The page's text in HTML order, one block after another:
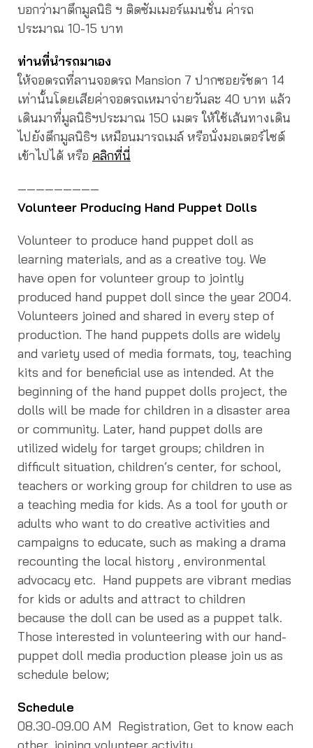
บอกว่ามาตึกมูลนิธิ ฯ ติดซัมเมอร์แมนชั่น ค่ารถ
ประมาณ 10-15 บาท
ท่านที่นำรถมาเอง
ให้จอดรถที่ลานจอดรถ Mansion 7 ปากซอยรัชดา 14
เท่านั้นโดยเสียค่าจอดรถเหมาจ่ายวันละ 40 บาท แล้ว
เดินมาที่มูลนิธิฯประมาณ 150 เมตร ให้ใช้เส้นทางเดิน
ไปยังตึกมูลนิธิฯ เหมือนมารถเมล์ หรือนั่งมอเตอร์ไซต์
เข้าไปได้ หรือ คลิกที่นี่
—————————
Volunteer Producing Hand Puppet Dolls
Volunteer to produce hand puppet doll as
learning materials, and as a creative toy. We
have open for volunteer group to jointly
produced hand puppet doll since the year 2004.
Volunteers joined and shared in every step of
production. The hand puppets dolls are widely
and variety used of media formats, toy, teaching
kits and for beneficial use as intended. At the
beginning of the hand puppet dolls project, the
dolls will be made for children in a disaster area
or community. Later, hand puppet dolls are
utilized widely for target groups; children in
difficult situation, children’s center, for school,
teachers or working group for children to use as
a teaching media for kids. As a tool for youth or
adults who want to do creative activities and
campaigns to educate, such as making a drama
recounting the local history , environmental
advocacy etc. Hand puppets are vibrant medias
for kids or adults and attract to children
because the doll can be used as a puppet talk.
Those interested in volunteering with our hand-
puppet doll media production please join us as
schedule below;
Schedule
08.30-09.00 AM Registration, Get to know each